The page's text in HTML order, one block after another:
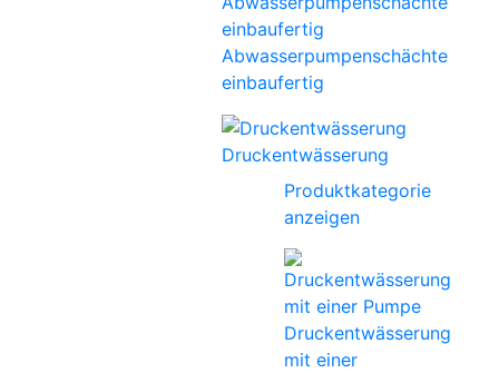
Abwasserpumpenschächte
einbaufertig
Druckentwässerung
Produktkategorie
anzeigen
Druckentwässerung
mit einer